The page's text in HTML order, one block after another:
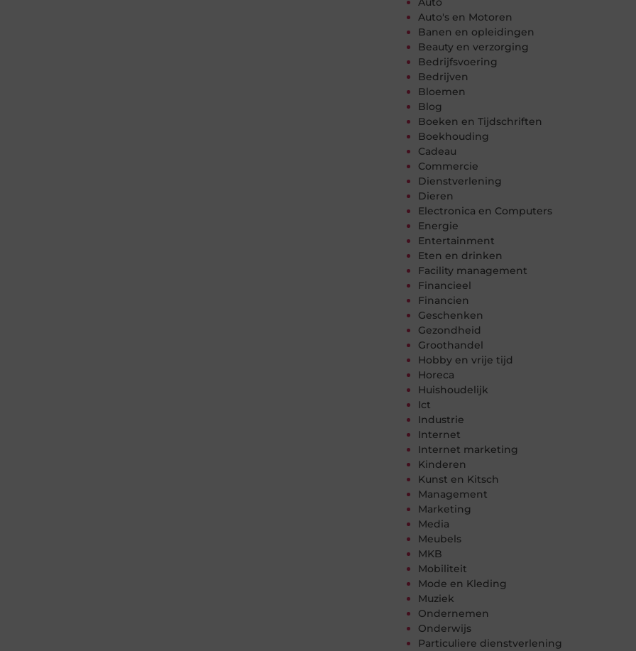
Auto's en Motoren
Banen en opleidingen
Beauty en verzorging
Bedrijfsvoering
Bedrijven
Bloemen
Blog
Boeken en Tijdschriften
Boekhouding
Cadeau
Commercie
Dienstverlening
Dieren
Electronica en Computers
Energie
Entertainment
Eten en drinken
Facility management
Financieel
Financien
Geschenken
Gezondheid
Groothandel
Hobby en vrije tijd
Horeca
Huishoudelijk
Ict
Industrie
Internet
Internet marketing
Kinderen
Kunst en Kitsch
Management
Marketing
Media
Meubels
MKB
Mobiliteit
Mode en Kleding
Muziek
Ondernemen
Onderwijs
Particuliere dienstverlening